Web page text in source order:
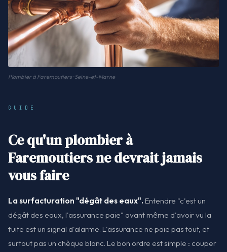
Plombier à Faremoutiers · Seine-et-Marne
GUIDE
Ce qu'un plombier à
Faremoutiers ne devrait jamais
vous faire
La surfacturation "dégât des eaux". Entendre "c'est un
dégât des eaux, l'assurance paie" avant même d'avoir vu la
fuite est un signal d'alarme. L'assurance ne paie pas tout, et
surtout pas un chèque blanc. Le bon ordre est simple : couper